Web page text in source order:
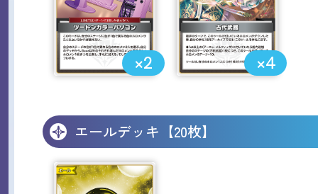
×2 ×4
エールデッキ【20枚】